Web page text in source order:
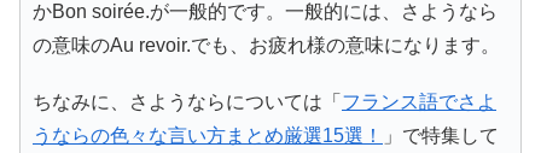
かBon soirée.が一般的です。一般的には、さようなら
の意味のAu revoir.でも、お疲れ様の意味になります。
ちなみに、さようならについては「 フランス語でさよ
うならの色々な言い方まとめ厳選15選！
」で特集して